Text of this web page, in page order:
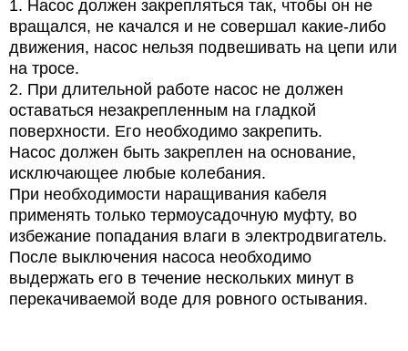
1. Насос должен закрепляться так, чтобы он не
вращался, не качался и не совершал какие-либо
движения, насос нельзя подвешивать на цепи или
на тросе.
2. При длительной работе насос не должен
оставаться незакрепленным на гладкой
поверхности. Его необходимо закрепить.
Насос должен быть закреплен на основание,
исключающее любые колебания.
При необходимости наращивания кабеля
применять только термоусадочную муфту, во
избежание попадания влаги в электродвигатель.
После выключения насоса необходимо
выдержать его в течение нескольких минут в
перекачиваемой воде для ровного остывания.